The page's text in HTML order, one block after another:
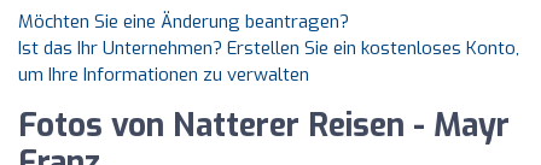
Möchten Sie eine Änderung beantragen?
Ist das Ihr Unternehmen? Erstellen Sie ein kostenloses Konto,
um Ihre Informationen zu verwalten
Fotos von Natterer Reisen - Mayr